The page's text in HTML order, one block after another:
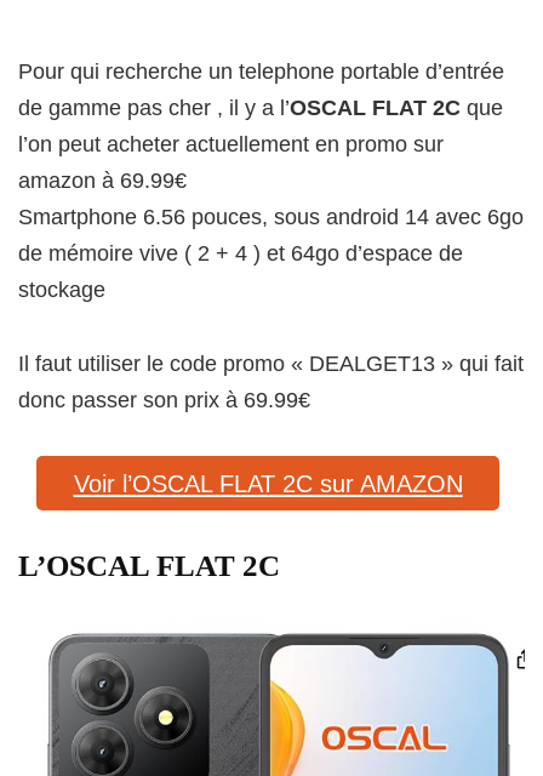
Pour qui recherche un telephone portable d’entrée
de gamme pas cher , il y a l’OSCAL FLAT 2C que
l’on peut acheter actuellement en promo sur
amazon à 69.99€
Smartphone 6.56 pouces, sous android 14 avec 6go
de mémoire vive ( 2 + 4 ) et 64go d’espace de
stockage
Il faut utiliser le code promo « DEALGET13 » qui fait
donc passer son prix à 69.99€
Voir l’OSCAL FLAT 2C sur AMAZON
L’OSCAL FLAT 2C